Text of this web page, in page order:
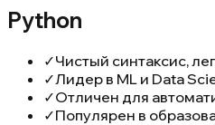
Python
✓Чистый синтаксис,
✓Лидер в ML и Data
✓Отличен для
✓Популярен в